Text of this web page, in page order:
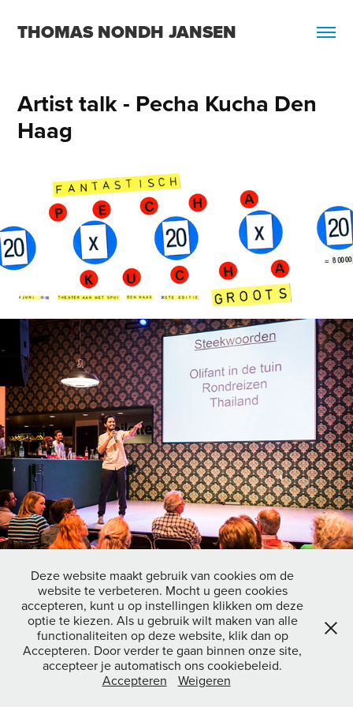
THOMAS NONDH JANSEN
Artist talk - Pecha Kucha Den
Haag
↑ Back to Top
All images copyright © 2026 THOMAS NONDH JANSEN Website
powered byAdobe Portfolio
Deze website maakt gebruik van cookies om de
website te verbeteren. Mocht u geen cookies
accepteren, kunt u op instellingen klikken om deze
optie te kiezen. Als u gebruik wilt maken van alle
functionaliteiten op deze website, klik dan op
Accepteren. Door verder te gaan binnen onze site,
accepteer je automatisch ons cookiebeleid.
Accepteren
Weigeren